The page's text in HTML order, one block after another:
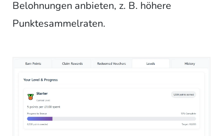
Belohnungen anbieten, z. B. höhere
Punktesammelraten.